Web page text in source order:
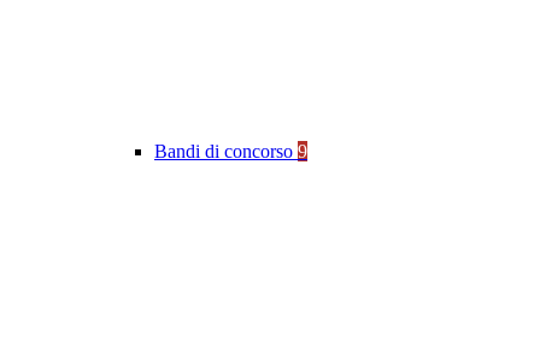
Bandi di concorso 9